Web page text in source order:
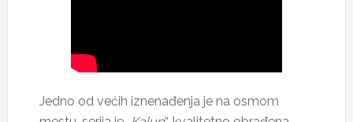
Jedno od većih iznenađenja je na osmom